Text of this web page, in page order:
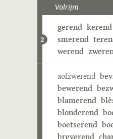
Volrijm
2
gerend kerend
smerend
werend
aofzwerend
bewerend
blamerend
blonderend
boetserend